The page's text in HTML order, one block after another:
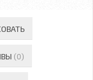
(0)